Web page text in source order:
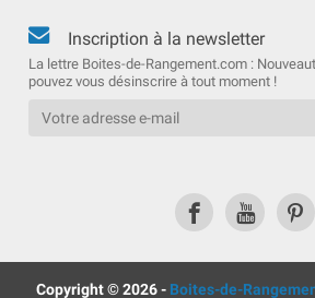
Inscription à la newsletter
La lettre Boites-de-Rangement.com :
pouvez vous désinscrire à tout moment !
Copyright © 2026 - Boites-de-